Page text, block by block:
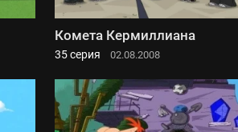
Комета Кермиллиана
35 серия 02.08.2008